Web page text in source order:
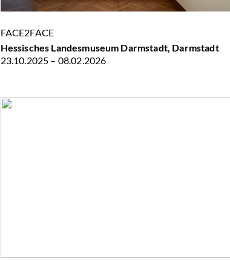
FACE2FACE
Hessisches Landesmuseum Darmstadt, Darmstadt
23.10.2025 – 08.02.2026